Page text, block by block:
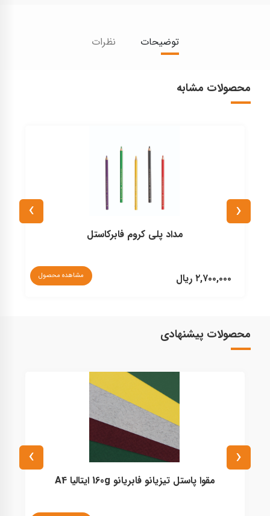
توضیحات نظرات
محصولات مشابه
مداد پلی کروم فابرکاستل
۲,۷۰۰,۰۰۰ ریال مشاهده محصول
‹
›
محصولات پیشنهادی
مقوا پاستل تیزیانو فابریانو 160g ایتالیا A4
‹
›